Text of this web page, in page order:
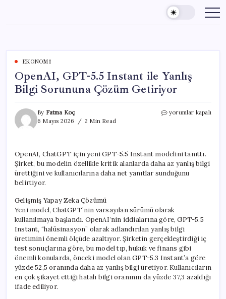
content
EKONOMI
OpenAI, GPT-5.5 Instant ile Yanlış
Bilgi Sorununa Çözüm Getiriyor
By Fatma Koç
6 Mayıs 2026
2 Min Read
OpenAI,
Yanlış
Bilgi
Sorununa
yorumlar kapalı
OpenAI, ChatGPT için yeni GPT-5.5 Instant modelini tanıttı.
Şirket, bu modelin özellikle kritik alanlarda daha az yanlış bilgi
ürettiğini ve kullanıcılarına daha net yanıtlar sunduğunu
belirtiyor.
Gelişmiş Yapay Zeka Çözümü
Yeni model, ChatGPT’nin varsayılan sürümü olarak
kullanılmaya başlandı. OpenAI’nin iddialarına göre, GPT-5.5
Instant, “halüsinasyon” olarak adlandırılan yanlış bilgi
üretimini önemli ölçüde azaltıyor. Şirketin gerçekleştirdiği iç
test sonuçlarına göre, bu model tıp, hukuk ve finans gibi
önemli konularda, önceki model olan GPT-5.3 Instant’a göre
yüzde 52,5 oranında daha az yanlış bilgi üretiyor. Kullanıcıların
en çok şikayet ettiği hatalı bilgi oranının da yüzde 37,3 azaldığı
ifade ediliyor.